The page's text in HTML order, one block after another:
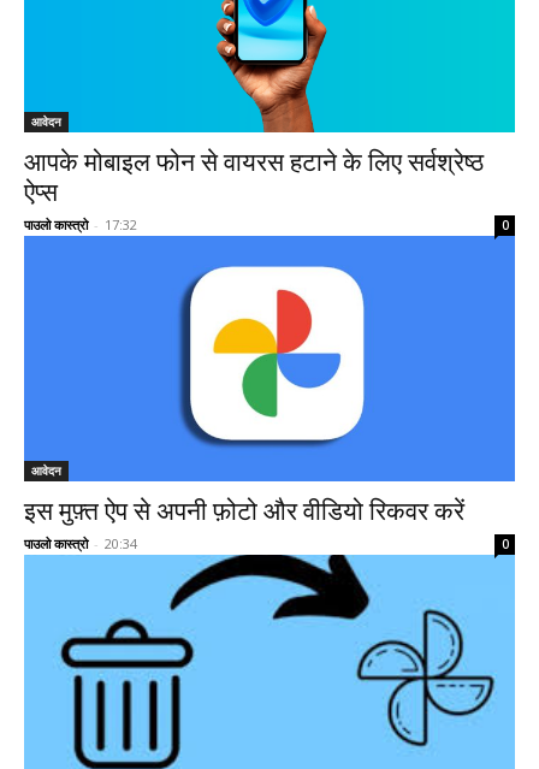
आवेदन
आपके मोबाइल फोन से वायरस हटाने के लिए सर्वश्रेष्ठ
ऐप्स
पाउलो कास्त्रो - 17:32 0
आवेदन
इस मुफ़्त ऐप से अपनी फ़ोटो और वीडियो रिकवर करें
पाउलो कास्त्रो - 20:34 0